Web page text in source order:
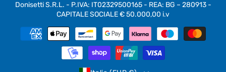
Donisetti S.R.L. - P.IVA: IT02329500165 - REA: BG – 280913 -
CAPITALE SOCIALE € 50.000,00 i.v
Metodi